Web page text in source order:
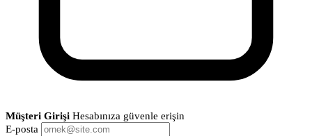
Müşteri Girişi Hesabınıza güvenle erişin
E-posta